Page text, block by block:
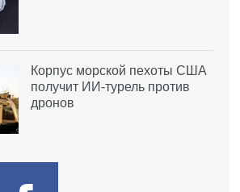
Корпус морской пехоты США
получит ИИ-турель против
дронов